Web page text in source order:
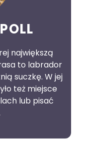
największą
to labrador
suczkę. W jej
też miejsce
lub pisać